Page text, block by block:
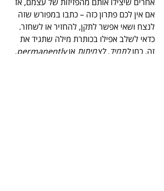
אחרים שיצילו אותם מהפזיזות של עצמם, אז
אם אין לכם פתרון כזה – כתבו במפורש שזה
לנצח ושאי אפשר לתקן, להחזיר או לשחזר.
כדאי לשלב אפילו בכותרת מילה שתגיד את
זה, כמו לתמיד, לצמיתות או permanently
.